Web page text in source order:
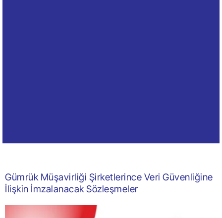
Gümrük Müşavirliği Şirketlerince Veri Güvenliğine
İlişkin İmzalanacak Sözleşmeler